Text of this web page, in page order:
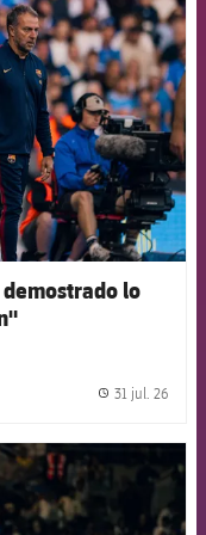
lo
31 jul. 26
badge